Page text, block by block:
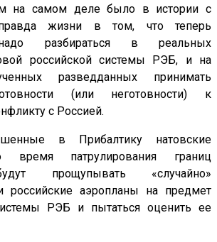
на самом деле было в истории с
жизни в том, что теперь
разбираться в реальных
российской системы РЭБ, и на
разведданных принимать
(или неготовности) к
с Россией.
в Прибалтику натовские
время патрулирования границ
прощупывать «случайно»
российские аэропланы на предмет
РЭБ и пытаться оценить ее